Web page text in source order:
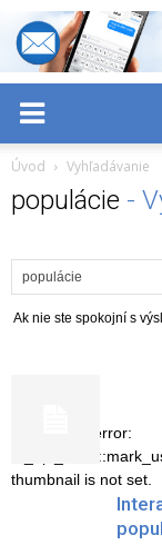
Úvod Vyhľadávanie
populácie -
Ak nie ste spokojní s
wp booster error:
thumbnail is not set.